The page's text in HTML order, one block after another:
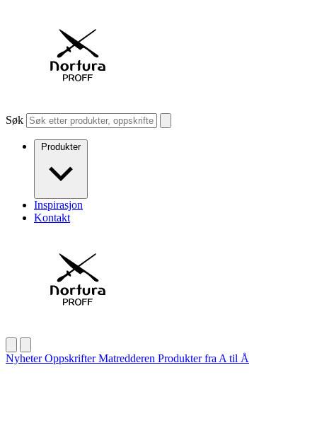
Søk
Produkter
Inspirasjon
Kontakt
NyheterOppskrifterMatredderen Produkter fra A til Å